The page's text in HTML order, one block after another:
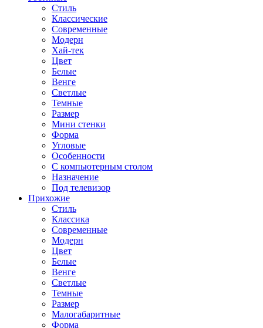
Стиль
Классические
Современные
Модерн
Хай-тек
Цвет
Белые
Венге
Светлые
Темные
Размер
Мини стенки
Форма
Угловые
Особенности
С компьютерным столом
Назначение
Под телевизор
Прихожие
Стиль
Классика
Современные
Модерн
Цвет
Белые
Венге
Светлые
Темные
Размер
Малогабаритные
Форма